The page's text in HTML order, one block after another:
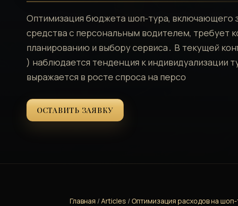
Оптимизация бюджета шоп-тура, включающего
средства с персональным водителем, требует
планированию и выбору сервиса․ В текущей
) наблюдается тенденция к индивидуализации
выражается в росте спроса на персо
ОСТАВИТЬ ЗАЯВКУ
Главная /Articles / Оптимизация расходов на